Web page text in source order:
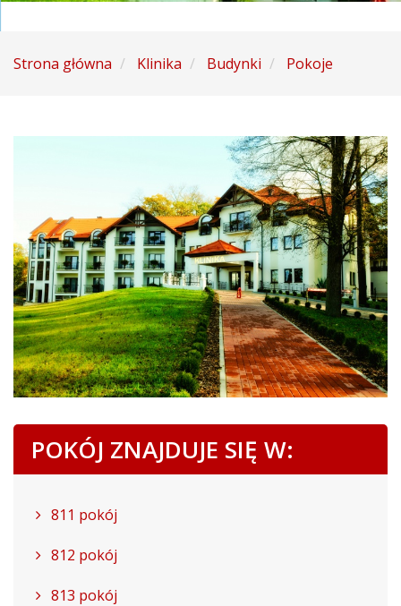
Strona główna Klinika Budynki Pokoje
POKÓJ ZNAJDUJE SIĘ W:
811 pokój
812 pokój
813 pokój